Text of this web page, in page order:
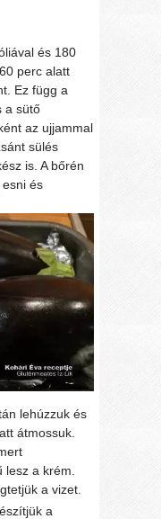
és 180
perc alatt
Ez függ a
a sütő
az ujjammal
sülés
is. A bőrén
esni és
lehúzzuk és
átmossuk.
a krém.
a vizet.
a